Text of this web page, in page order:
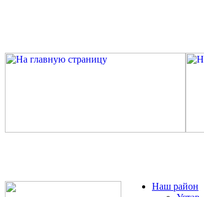
Наш район